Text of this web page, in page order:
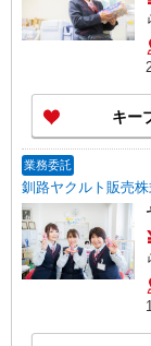
キー
業務委託
釧路ヤクルト販売